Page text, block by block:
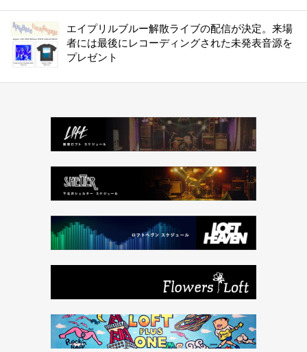
エイプリルブルー解散ライブの配信が決定。来場
者には最後にレコーディングされた未発表音源を
プレゼント